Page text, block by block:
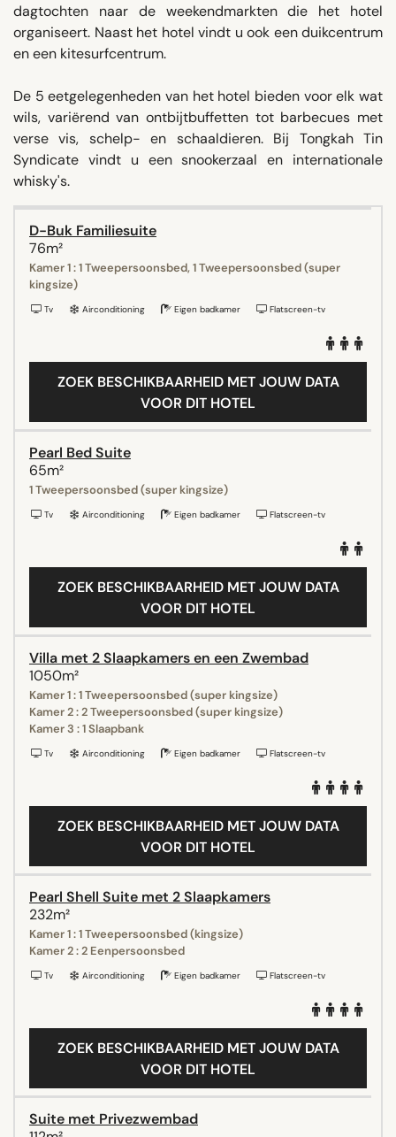
dagtochten naar de weekendmarkten die het hotel
organiseert. Naast het hotel vindt u ook een duikcentrum
en een kitesurfcentrum.
De 5 eetgelegenheden van het hotel bieden voor elk wat
wils, variërend van ontbijtbuffetten tot barbecues met
verse vis, schelp- en schaaldieren. Bij Tongkah Tin
Syndicate vindt u een snookerzaal en internationale
whisky's.
D-Buk Familiesuite
76m²
Kamer 1 : 1 Tweepersoonsbed, 1 Tweepersoonsbed (super
kingsize)
Tv Airconditioning Eigen badkamer Flatscreen-tv
ZOEK BESCHIKBAARHEID MET JOUW DATA
VOOR DIT HOTEL
Pearl Bed Suite
65m²
1 Tweepersoonsbed (super kingsize)
Tv Airconditioning Eigen badkamer Flatscreen-tv
ZOEK BESCHIKBAARHEID MET JOUW DATA
VOOR DIT HOTEL
Villa met 2 Slaapkamers en een Zwembad
1050m²
Kamer 1 : 1 Tweepersoonsbed (super kingsize)
Kamer 2 : 2 Tweepersoonsbed (super kingsize)
Kamer 3 : 1 Slaapbank
Tv Airconditioning Eigen badkamer Flatscreen-tv
ZOEK BESCHIKBAARHEID MET JOUW DATA
VOOR DIT HOTEL
Pearl Shell Suite met 2 Slaapkamers
232m²
Kamer 1 : 1 Tweepersoonsbed (kingsize)
Kamer 2 : 2 Eenpersoonsbed
Tv Airconditioning Eigen badkamer Flatscreen-tv
ZOEK BESCHIKBAARHEID MET JOUW DATA
VOOR DIT HOTEL
Suite met Privezwembad